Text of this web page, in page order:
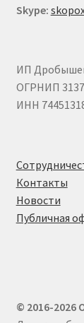
Skype:
ИП
ОГРНИП
ИНН
Контакты
Новости
Публичная
© 2016-2026